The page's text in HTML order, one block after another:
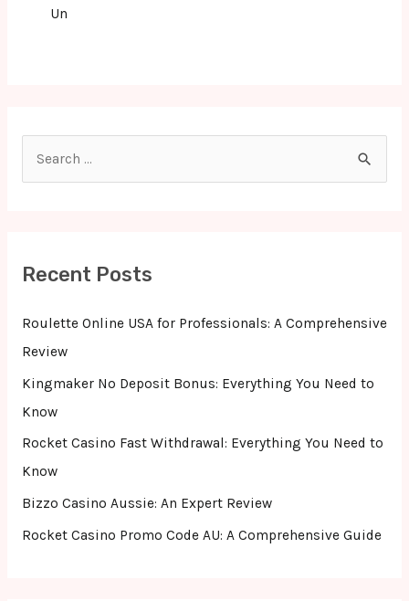
Un
f
o
Recent Posts
Roulette Online USA for Professionals: A Comprehensive
Review
Kingmaker No Deposit Bonus: Everything You Need to
Know
Rocket Casino Fast Withdrawal: Everything You Need to
Know
Bizzo Casino Aussie: An Expert Review
Rocket Casino Promo Code AU: A Comprehensive Guide